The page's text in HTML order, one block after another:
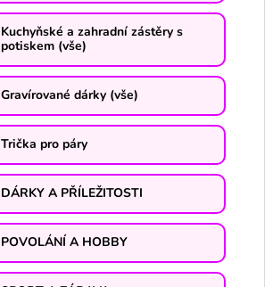
Kuchyňské a zahradní zástěry s
potiskem (vše)
Gravírované dárky (vše)
Trička pro páry
DÁRKY A PŘÍLEŽITOSTI
POVOLÁNÍ A HOBBY